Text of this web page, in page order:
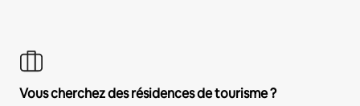
Vous cherchez des résidences de tourisme ?